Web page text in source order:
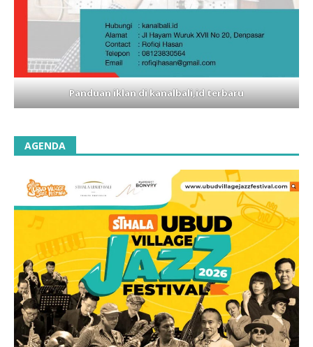
Panduan iklan di kanalbali,id terbaru
AGENDA